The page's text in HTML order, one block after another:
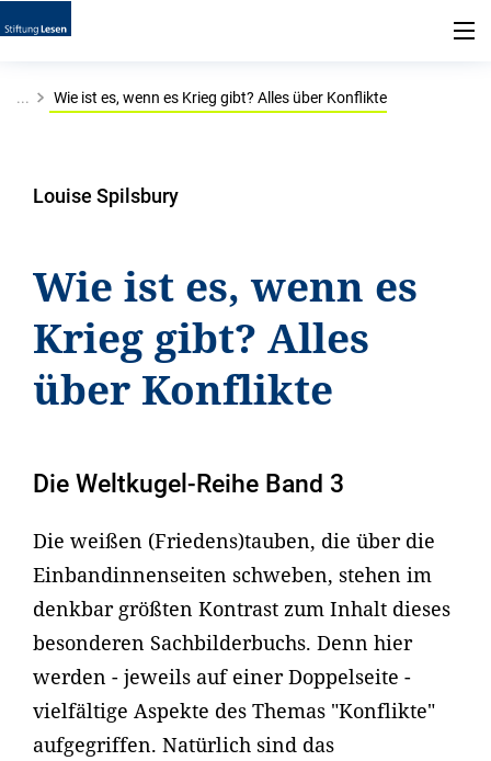
... Wie ist es, wenn es Krieg gibt? Alles über Konflikte
Louise Spilsbury
Wie ist es, wenn es
Krieg gibt? Alles
über Konflikte
Die Weltkugel-Reihe Band 3
Die weißen (Friedens)tauben, die über die
Einbandinnenseiten schweben, stehen im
denkbar größten Kontrast zum Inhalt dieses
besonderen Sachbilderbuchs. Denn hier
werden - jeweils auf einer Doppelseite -
vielfältige Aspekte des Themas "Konflikte"
aufgegriffen. Natürlich sind das